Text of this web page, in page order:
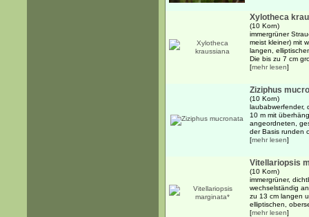
Xylotheca
(10 Korn)
immergrüner
meist kleiner) mit
langen,
Die bis zu 7 cm
[mehr lesen]
Ziziphus
(10 Korn)
laubabwerfender,
10 m mit
angeordneten,
der Basis runden
[mehr lesen]
Vitellariopsis
(10 Korn)
immergrüner,
wechselständig
zu 13 cm langen
elliptischen,
[mehr lesen]